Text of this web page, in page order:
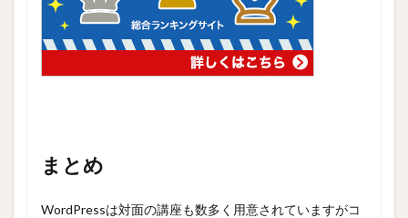
まとめ
WordPressは対面の講座も数多く用意されていますがコ